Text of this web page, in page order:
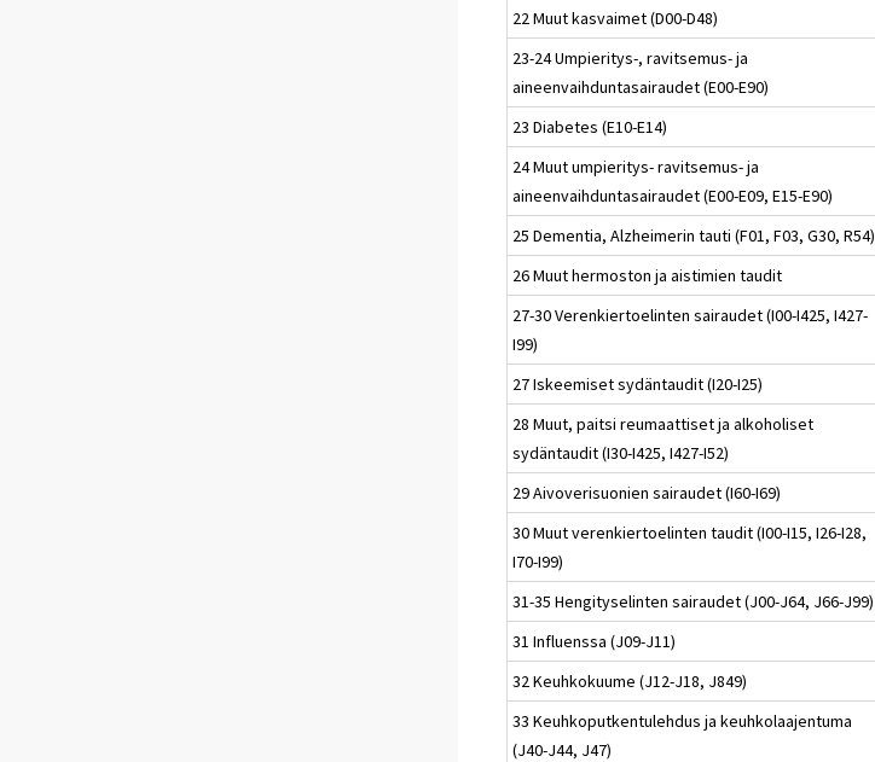
22 Muut kasvaimet (D00-D48)
23-24 Umpieritys-, ravitsemus- ja
aineenvaihduntasairaudet (E00-E90)
23 Diabetes (E10-E14)
24 Muut umpieritys- ravitsemus- ja
aineenvaihduntasairaudet (E00-E09, E15-E90)
25 Dementia, Alzheimerin tauti (F01, F03, G30, R54)
26 Muut hermoston ja aistimien taudit
27-30 Verenkiertoelinten sairaudet (I00-I425, I427-
I99)
27 Iskeemiset sydäntaudit (I20-I25)
28 Muut, paitsi reumaattiset ja alkoholiset
sydäntaudit (I30-I425, I427-I52)
29 Aivoverisuonien sairaudet (I60-I69)
30 Muut verenkiertoelinten taudit (I00-I15, I26-I28,
I70-I99)
31-35 Hengityselinten sairaudet (J00-J64, J66-J99)
31 Influenssa (J09-J11)
32 Keuhkokuume (J12-J18, J849)
33 Keuhkoputkentulehdus ja keuhkolaajentuma
(J40-J44, J47)